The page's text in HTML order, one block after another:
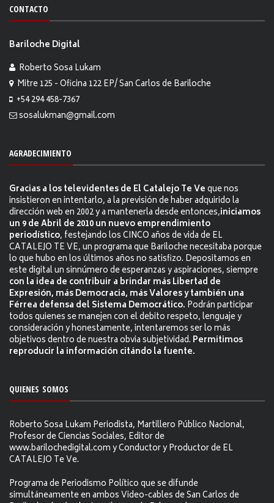
CONTACTO
Bariloche Digital
Roberto Sosa Lukam
Mitre 125 - Oficina 122 EP/ San Carlos de Bariloche
+54 294 458-7367
sosalukman@gmail.com
AGRADECIMIENTO
Gracias a los televidentes de El Catalejo Te Veque nos
insistieron en intentarlo, a la previsión de haber adquirido la
dirección web en 2002 y a mantenerla desde entonces,iniciamos
un 9 de Abril de 2010 un nuevo emprendimiento
periodístico, festejando los CINCO años de vida de EL
CATALEJO TE VE, un programa que Bariloche necesitaba porque
lo que hubo en los últimos años no satisfizo. Depositamos en
este digital un sinnúmero de esperanzas y aspiraciones, siempre
con la idea de contribuir a brindar más Libertad de
Expresión, más Democracia, más Valores y también una
Férrea defensa del Sistema Democrático. Podrán participar
todos quienes se manejen con el debito respeto, lenguaje y
consideración y honestamente, intentaremos ser lo más
objetivos dentro de nuestra obvia subjetividad. Permitimos
reproducir la información citándo la fuente.
QUIENES SOMOS
Roberto Sosa Lukam Periodista, Martillero Público Nacional,
Profesor de Ciencias Sociales, Editor de
www.barilochedigital.com y Conductor y Productor de EL
CATALEJO Te Ve.
Programa de Periodismo Político que se difunde
simultáneamente en ambos Video-cables de San Carlos de